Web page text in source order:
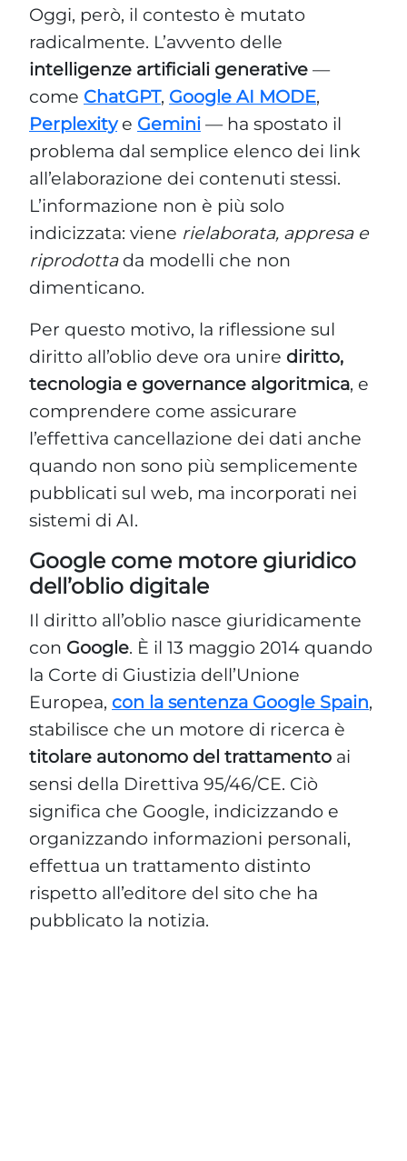
Oggi, però, il contesto è mutato
radicalmente. L’avvento delle
intelligenze artificiali generative —
come ChatGPT, Google AI MODE,
Perplexitye Gemini — ha spostato il
problema dal semplice elenco dei link
all’elaborazione dei contenuti stessi.
L’informazione non è più solo
indicizzata: viene rielaborata, appresa e
riprodottada modelli che non
dimenticano.
Per questo motivo, la riflessione sul
diritto all’oblio deve ora unire diritto,
tecnologia e governance algoritmica, e
comprendere come assicurare
l’effettiva cancellazione dei dati anche
quando non sono più semplicemente
pubblicati sul web, ma incorporati nei
sistemi di AI.
Google come motore giuridico
dell’oblio digitale
Il diritto all’oblio nasce giuridicamente
con Google. È il 13 maggio 2014 quando
la Corte di Giustizia dell’Unione
Europea, con la sentenza Google Spain,
stabilisce che un motore di ricerca è
titolare autonomo del trattamento ai
sensi della Direttiva 95/46/CE. Ciò
significa che Google, indicizzando e
organizzando informazioni personali,
effettua un trattamento distinto
rispetto all’editore del sito che ha
pubblicato la notizia.